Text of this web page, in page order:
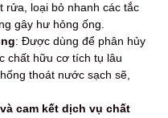
rửa, loại bỏ nhanh các tắc
gây hư hỏng ống.
: Được dùng để phân hủy
chất hữu cơ tích tụ lâu
thoát nước sạch sẽ,
cam kết dịch vụ chất